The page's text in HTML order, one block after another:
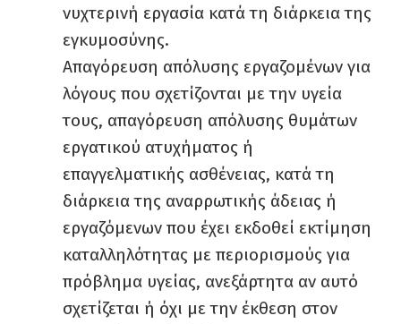
νυχτερινή εργασία κατά τη διάρκεια της
εγκυμοσύνης.
Απαγόρευση απόλυσης εργαζομένων για
λόγους που σχετίζονται με την υγεία
τους, απαγόρευση απόλυσης θυμάτων
εργατικού ατυχήματος ή
επαγγελματικής ασθένειας, κατά τη
διάρκεια της αναρρωτικής άδειας ή
εργαζόμενων που έχει εκδοθεί εκτίμηση
καταλληλότητας με περιορισμούς για
πρόβλημα υγείας, ανεξάρτητα αν αυτό
σχετίζεται ή όχι με την έκθεση στον